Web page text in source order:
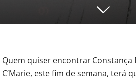
Quem quiser encontrar Constança
C’Marie, este fim de semana, terá